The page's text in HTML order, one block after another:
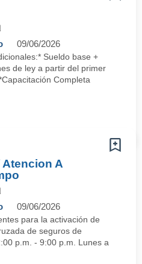
09/06/2026
Sueldo base +
de ley a partir del primer
Completa
A
09/06/2026
para la activación de
de seguros de
p.m. - 9:00 p.m. Lunes a